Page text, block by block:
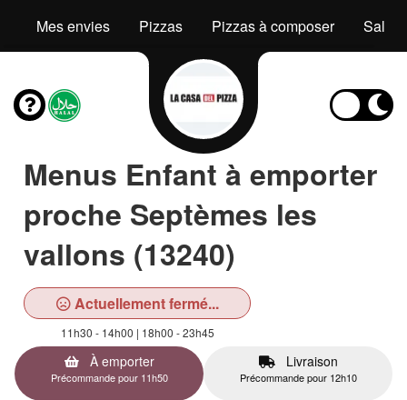
Mes envies Pizzas Pizzas à composer
Menus Enfant à emporter
proche Septèmes les
vallons (13240)
Actuellement fermé...
11h30 - 14h00 | 18h00 - 23h45
À emporter
Précommande pour 11h50
Livraison
Précommande pour 12h10